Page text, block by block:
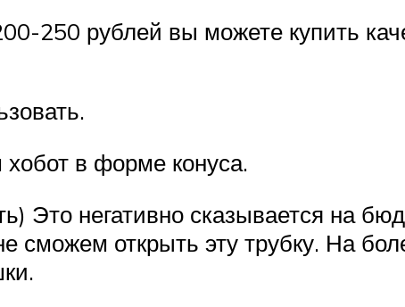
250 рублей вы можете купить
в форме конуса.
Это негативно сказывается на
сможем открыть эту трубку. На